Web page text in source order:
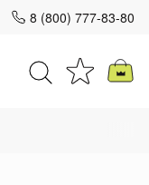
8 (800) 777-83-80